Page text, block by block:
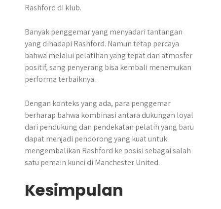
Rashford di klub.
Banyak penggemar yang menyadari tantangan
yang dihadapi Rashford. Namun tetap percaya
bahwa melalui pelatihan yang tepat dan atmosfer
positif, sang penyerang bisa kembali menemukan
performa terbaiknya.
Dengan konteks yang ada, para penggemar
berharap bahwa kombinasi antara dukungan loyal
dari pendukung dan pendekatan pelatih yang baru
dapat menjadi pendorong yang kuat untuk
mengembalikan Rashford ke posisi sebagai salah
satu pemain kunci di Manchester United.
Kesimpulan